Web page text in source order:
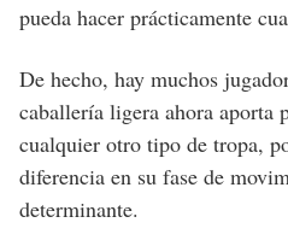
pueda hacer prácticamente
De hecho, hay muchos
caballería ligera ahora aporta
cualquier otro tipo de tropa,
diferencia en su fase de
determinante.